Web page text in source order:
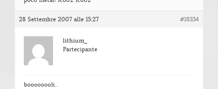
28 Settembre 2007 alle 15:27 #18334
lithium_
Partecipante
boooooooh..